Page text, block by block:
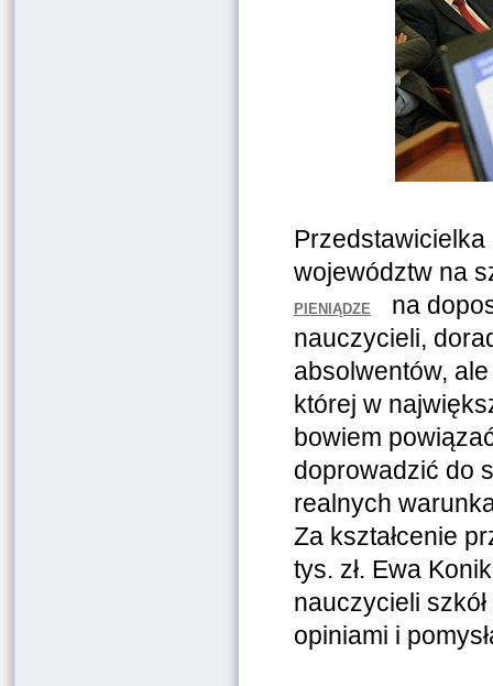
Przedstawicielka
województw na
PIENIĄDZE
na
nauczycieli,
absolwentów,
której w
bowiem
doprowadzić do
realnych
Za kształcenie
tys. zł. Ewa
nauczycieli
opiniami i